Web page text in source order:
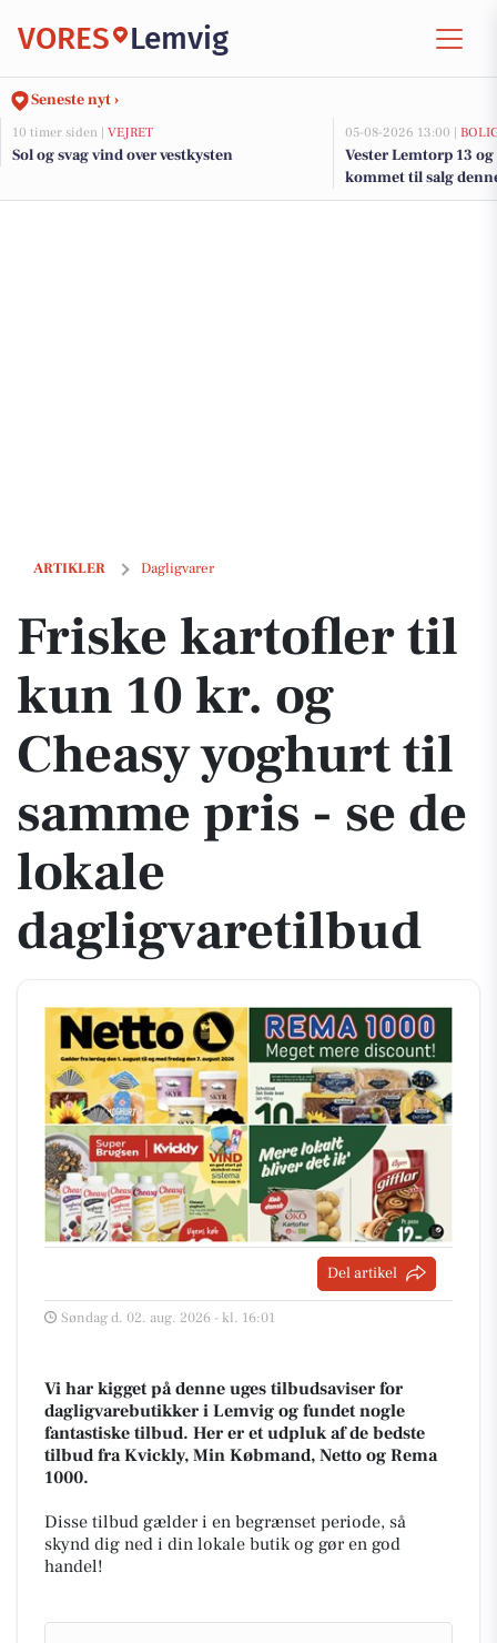
VORES Lemvig
Seneste nyt ›
10 timer siden | VEJRET
Sol og svag vind over vestkysten
05-08-2026 13:00 |
Vester Lemtorp 13
kommet til salg
boligerne her.
ARTIKLER Dagligvarer
Friske kartofler til kun 10 kr. og Cheasy yoghurt til samme pris - se
Friske kartofler til
kun 10 kr. og
Cheasy yoghurt til
samme pris - se de
lokale
dagligvaretilbud
Del artikel
Søndag d. 02. aug. 2026 - kl. 16:01
Vi har kigget på denne uges tilbudsaviser for
dagligvarebutikker i Lemvig og fundet nogle
fantastiske tilbud. Her er et udpluk af de bedste
tilbud fra Kvickly, Min Købmand, Netto og Rema
1000.
Disse tilbud gælder i en begrænset periode, så
skynd dig ned i din lokale butik og gør en god
handel!